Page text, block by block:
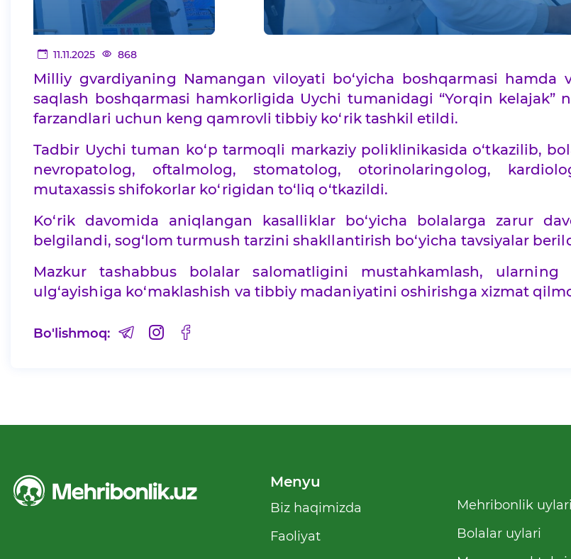
11.11.2025 868
Milliy gvardiyaning Namangan viloyati bo‘yicha boshqarmasi hamda
saqlash boshqarmasi hamkorligida Uychi tumanidagi “Yorqin kelajak”
farzandlari uchun keng qamrovli tibbiy ko‘rik tashkil etildi.
Tadbir Uychi tuman ko‘p tarmoqli markaziy poliklinikasida o‘tkazilib,
nevropatolog, oftalmolog, stomatolog, otorinolaringolog,
mutaxassis shifokorlar ko‘rigidan to‘liq o‘tkazildi.
Ko‘rik davomida aniqlangan kasalliklar bo‘yicha bolalarga zarur
belgilandi, sog‘lom turmush tarzini shakllantirish bo‘yicha tavsiyalar
Mazkur tashabbus bolalar salomatligini mustahkamlash, ularning
ulg‘ayishiga ko‘maklashish va tibbiy madaniyatini oshirishga xizmat
Bo'lishmoq:
Menyu
Biz haqimizda
Faoliyat
Mehribonlik uylari
Bolalar uylari